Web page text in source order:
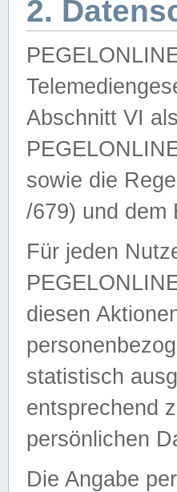
2.
Abschnitt VI
sowie die
/679) und dem
Für jeden
diesen
statistisch
entsprechend
persönlichen
Die Angabe